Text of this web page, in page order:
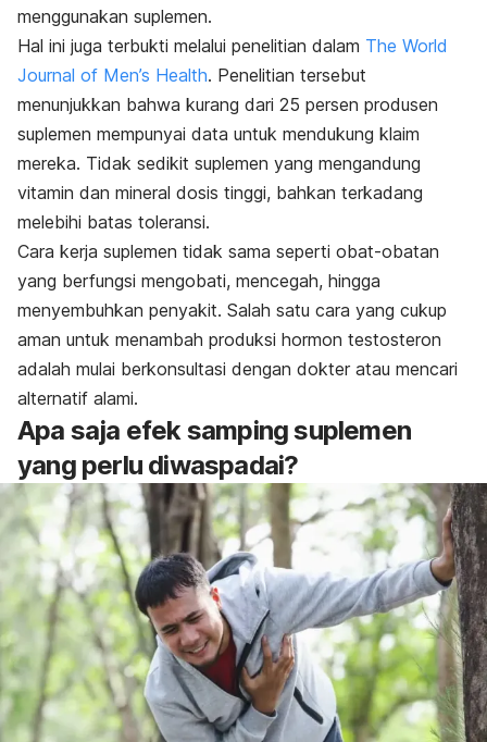
menggunakan suplemen.
Hal ini juga terbukti melalui penelitian dalam The World
Journal of Men’s Health. Penelitian tersebut
menunjukkan bahwa kurang dari 25 persen produsen
suplemen mempunyai data untuk mendukung klaim
mereka. Tidak sedikit suplemen yang mengandung
vitamin dan mineral dosis tinggi, bahkan terkadang
melebihi batas toleransi.
Cara kerja suplemen tidak sama seperti obat-obatan
yang berfungsi mengobati, mencegah, hingga
menyembuhkan penyakit. Salah satu cara yang cukup
aman untuk menambah produksi hormon testosteron
adalah mulai berkonsultasi dengan dokter atau mencari
alternatif alami.
Apa saja efek samping suplemen
yang perlu diwaspadai?